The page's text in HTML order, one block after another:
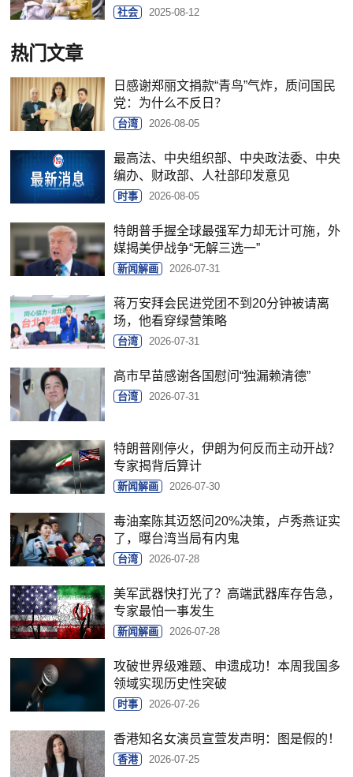
社会 2025-08-12
热门文章
日感谢郑丽文捐款“青鸟”气炸，质问国民
党：为什么不反日？
台湾 2026-08-05
最高法、中央组织部、中央政法委、中央
编办、财政部、人社部印发意见
时事 2026-08-05
特朗普手握全球最强军力却无计可施，外
媒揭美伊战争“无解三选一”
新闻解画 2026-07-31
蒋万安拜会民进党团不到20分钟被请离
场，他看穿绿营策略
台湾 2026-07-31
高市早苗感谢各国慰问“独漏赖清德”
台湾 2026-07-31
特朗普刚停火，伊朗为何反而主动开战？
专家揭背后算计
新闻解画 2026-07-30
毒油案陈其迈怒问20%决策，卢秀燕证实
了，曝台湾当局有内鬼
台湾 2026-07-28
美军武器快打光了？高端武器库存告急，
专家最怕一事发生
新闻解画 2026-07-28
攻破世界级难题、申遗成功！本周我国多
领域实现历史性突破
时事 2026-07-26
香港知名女演员宣萱发声明：图是假的！
香港 2026-07-25